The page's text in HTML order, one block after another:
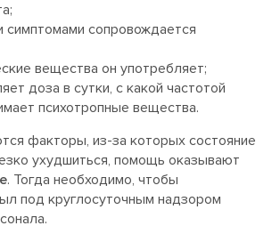
симптомами сопровождается
вещества он употребляет;
доза в сутки, с какой частотой
психотропные вещества.
факторы, из-за которых состояние
ухудшиться, помощь оказывают
. Тогда необходимо, чтобы
под круглосуточным надзором